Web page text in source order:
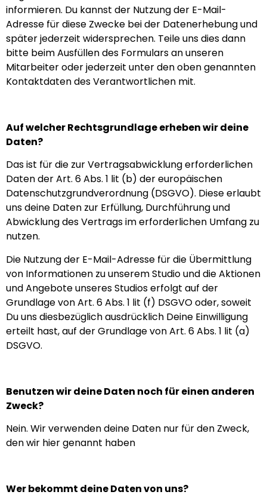
informieren. Du kannst der Nutzung der E-Mail-
Adresse für diese Zwecke bei der Datenerhebung und
später jederzeit widersprechen. Teile uns dies dann
bitte beim Ausfüllen des Formulars an unseren
Mitarbeiter oder jederzeit unter den oben genannten
Kontaktdaten des Verantwortlichen mit.
Auf welcher Rechtsgrundlage erheben wir deine
Daten?
Das ist für die zur Vertragsabwicklung erforderlichen
Daten der Art. 6 Abs. 1 lit (b) der europäischen
Datenschutzgrundverordnung (DSGVO). Diese erlaubt
uns deine Daten zur Erfüllung, Durchführung und
Abwicklung des Vertrags im erforderlichen Umfang zu
nutzen.
Die Nutzung der E-Mail-Adresse für die Übermittlung
von Informationen zu unserem Studio und die Aktionen
und Angebote unseres Studios erfolgt auf der
Grundlage von Art. 6 Abs. 1 lit (f) DSGVO oder, soweit
Du uns diesbezüglich ausdrücklich Deine Einwilligung
erteilt hast, auf der Grundlage von Art. 6 Abs. 1 lit (a)
DSGVO.
Benutzen wir deine Daten noch für einen anderen
Zweck?
Nein. Wir verwenden deine Daten nur für den Zweck,
den wir hier genannt haben
Wer bekommt deine Daten von uns?